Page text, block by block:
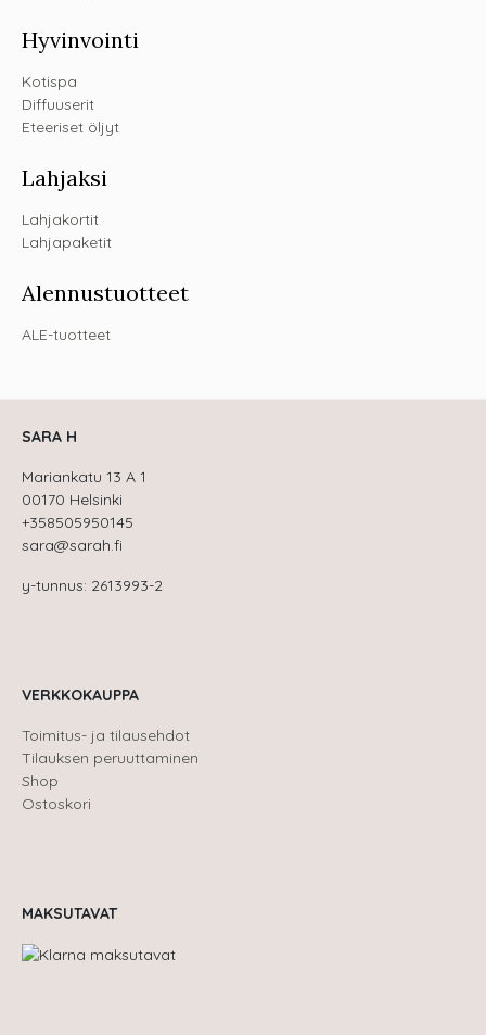
Hyvinvointi
Kotispa
Diffuuserit
Eteeriset öljyt
Lahjaksi
Lahjakortit
Lahjapaketit
Alennustuotteet
ALE-tuotteet
SARA H
Mariankatu 13 A 1
00170 Helsinki
+358505950145
sara@sarah.fi
y-tunnus: 2613993-2
VERKKOKAUPPA
Toimitus- ja tilausehdot
Tilauksen peruuttaminen
Shop
Ostoskori
MAKSUTAVAT